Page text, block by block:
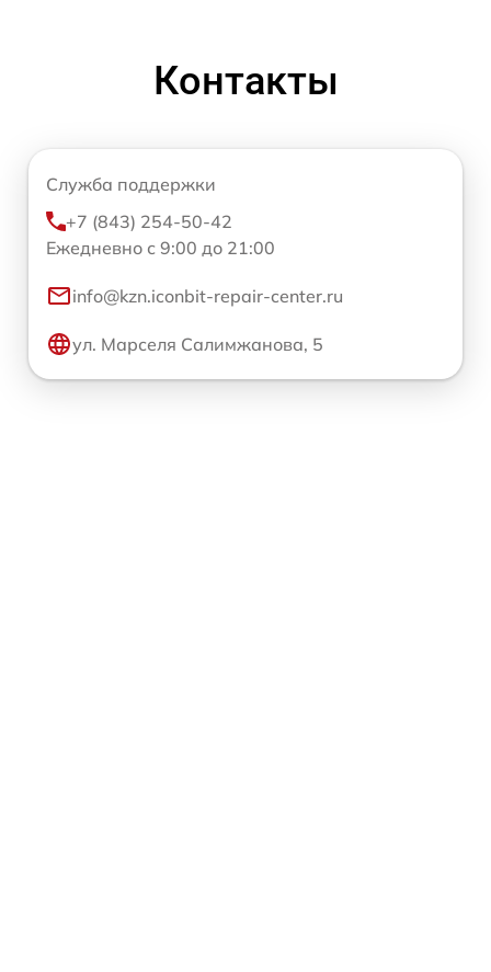
Контакты
Служба поддержки
+7 (843) 254-50-42
Ежедневно с 9:00 до 21:00
info@kzn.iconbit-repair-center.ru
ул. Марселя Салимжанова, 5